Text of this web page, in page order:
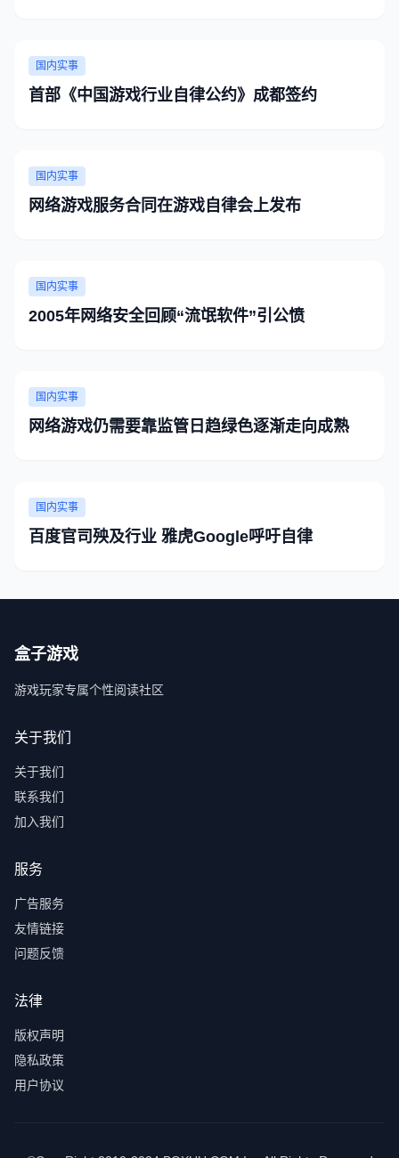
国内实事
首部《中国游戏行业自律公约》成都签约
国内实事
网络游戏服务合同在游戏自律会上发布
国内实事
2005年网络安全回顾“流氓软件”引公愤
国内实事
网络游戏仍需要靠监管日趋绿色逐渐走向成熟
国内实事
百度官司殃及行业 雅虎Google呼吁自律
盒子游戏
游戏玩家专属个性阅读社区
关于我们
关于我们
联系我们
加入我们
服务
广告服务
友情链接
问题反馈
法律
版权声明
隐私政策
用户协议